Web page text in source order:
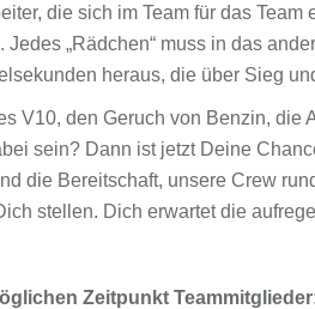
die sich im Team für das
Jedes „Rädchen“ muss in das
heraus, die über Sieg
V10, den Geruch von Benzin,
sein? Dann ist jetzt Deine
die Bereitschaft, unsere Crew
stellen. Dich erwartet die
Zeitpunkt